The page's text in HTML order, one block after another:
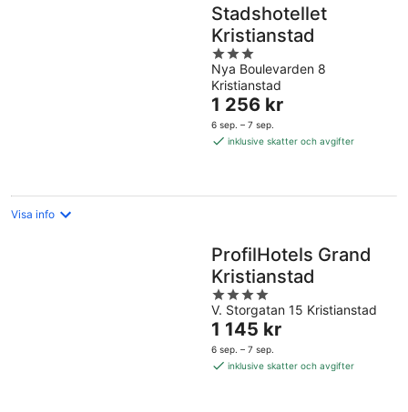
Stadshotellet
Kristianstad
3
out
of
5
Nya Boulevarden 8
Kristianstad
Priset
är
1 256 kr
1 256 kr
6 sep. – 7 sep.
inklusive skatter och avgifter
Visa info
ProfilHotels Grand
Kristianstad
4
out
of
5
V. Storgatan 15 Kristianstad
Priset
är
1 145 kr
1 145 kr
6 sep. – 7 sep.
inklusive skatter och avgifter